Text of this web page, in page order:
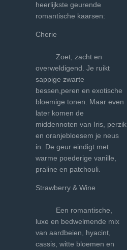
heerlijkste geurende
romantische kaarsen:
Cherie
Zoet, zacht en
overweldigend. Je ruikt
sappige zwarte
bessen,peren en exotische
bloemige tonen. Maar even
later komen de
middennoten van Iris, perzik
en oranjebloesem je neus
in. De geur eindigt met
warme poederige vanille,
praline en patchouli.
Strawberry & Wine
Een romantische,
luxe en bedwelmende mix
van aardbeien, hyacint,
cassis, witte bloemen en